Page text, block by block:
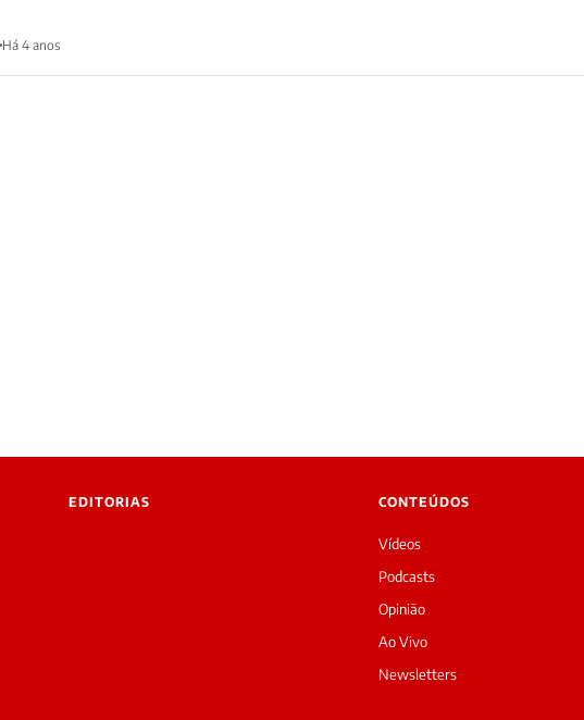
Há 4 anos
EDITORIAS CONTEÚDOS
Vídeos
Podcasts
Opinião
Ao Vivo
Newsletters